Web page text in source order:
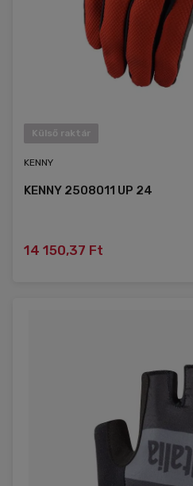
Külső raktár
KENNY
KENNY 2508011 UP 24
14 150,37 Ft